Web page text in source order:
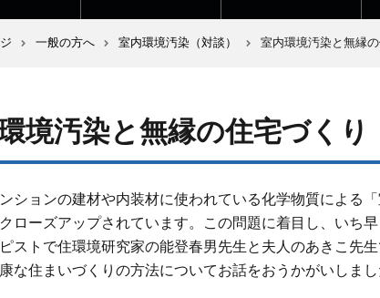
一般の方へ 室内環境汚染（対談） 室内環境汚染と無縁
境汚染と無縁の住宅づくり
ションの建材や内装材に使われている化学物質による
ローズアップされています。この問題に着目し、いち
ストで住環境研究家の能登春男先生と夫人のあきこ先
な住まいづくりの方法についてお話をおうかがいしまし